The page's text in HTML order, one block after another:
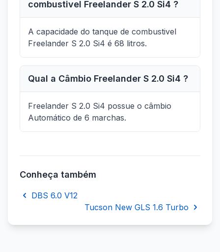
combustivel Freelander S 2.0 Si4 ?
A capacidade do tanque de combustivel
Freelander S 2.0 Si4 é 68 litros.
Qual a Câmbio Freelander S 2.0 Si4 ?
Freelander S 2.0 Si4 possue o câmbio
Automático de 6 marchas.
Conheça também
DBS 6.0 V12
Tucson New GLS 1.6 Turbo